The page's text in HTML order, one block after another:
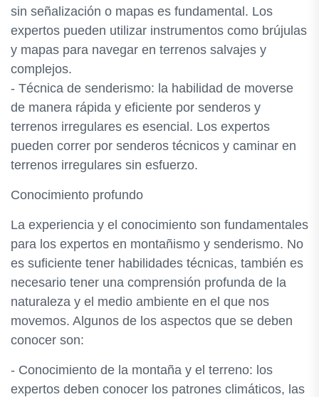
sin señalización o mapas es fundamental. Los
expertos pueden utilizar instrumentos como brújulas
y mapas para navegar en terrenos salvajes y
complejos.
- Técnica de senderismo: la habilidad de moverse
de manera rápida y eficiente por senderos y
terrenos irregulares es esencial. Los expertos
pueden correr por senderos técnicos y caminar en
terrenos irregulares sin esfuerzo.
Conocimiento profundo
La experiencia y el conocimiento son fundamentales
para los expertos en montañismo y senderismo. No
es suficiente tener habilidades técnicas, también es
necesario tener una comprensión profunda de la
naturaleza y el medio ambiente en el que nos
movemos. Algunos de los aspectos que se deben
conocer son:
- Conocimiento de la montaña y el terreno: los
expertos deben conocer los patrones climáticos, las